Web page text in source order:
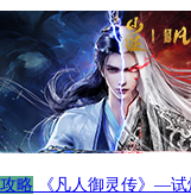
攻略 《凡人御灵传》—试